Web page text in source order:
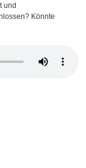
und
Könnte